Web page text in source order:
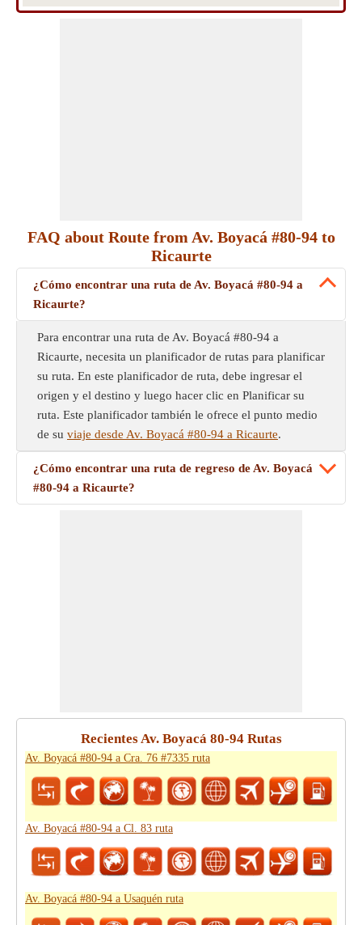
FAQ about Route from Av. Boyacá #80-94 to
Ricaurte
¿Cómo encontrar una ruta de Av. Boyacá #80-94 a
Ricaurte?
Para encontrar una ruta de Av. Boyacá #80-94 a
Ricaurte, necesita un planificador de rutas para planificar
su ruta. En este planificador de ruta, debe ingresar el
origen y el destino y luego hacer clic en Planificar su
ruta. Este planificador también le ofrece el punto medio
de su viaje desde Av. Boyacá #80-94 a Ricaurte.
¿Cómo encontrar una ruta de regreso de Av. Boyacá
#80-94 a Ricaurte?
Recientes Av. Boyacá 80-94 Rutas
Av. Boyacá #80-94 a Cra. 76 #7335 ruta
Av. Boyacá #80-94 a Cl. 83 ruta
Av. Boyacá #80-94 a Usaquén ruta